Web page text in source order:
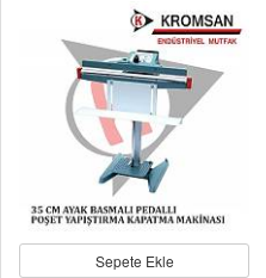
Sepete Ekle